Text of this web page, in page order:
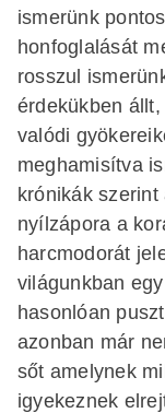
ismerünk
honfoglalását
rosszul
érdekükben
valódi
meghamisítva
krónikák
nyílzápora a
harcmodorát
világunkban
hasonlóan
azonban már
sőt amelynek
igyekeznek